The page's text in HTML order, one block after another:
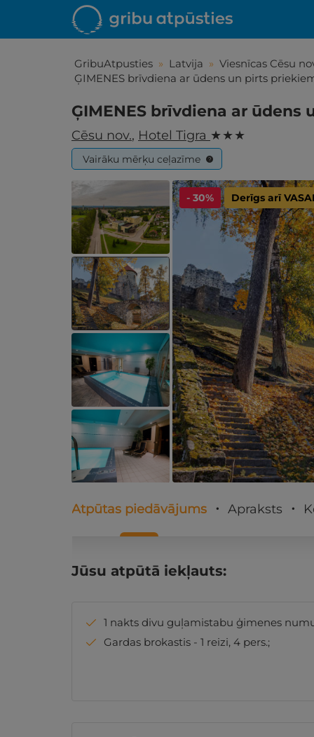
GribuAtpusties » Latvija » Viesnīcas Cēsu
ĢIMENES brīvdiena ar ūdens un pirts
ĢIMENES brīvdiena ar ūdens
Cēsu nov., Hotel Tigra ★ ★ ★
Vairāku mērķu ceļazīme ?
- 30% Derīgs arī
Līdz
Atpūtas piedāvājums Apraksts
Jūsu atpūtā iekļauts:
1 nakts divu guļamistabu ģimenes
Gardas brokastis - 1 reizi, 4 pers.;